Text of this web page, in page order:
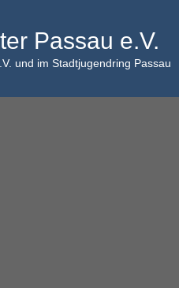
Passau e.V.
und im Stadtjugendring Passau